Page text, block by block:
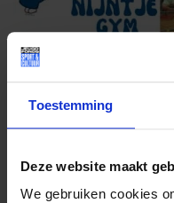
Toestemming
Deze website maakt
We gebruiken cookies